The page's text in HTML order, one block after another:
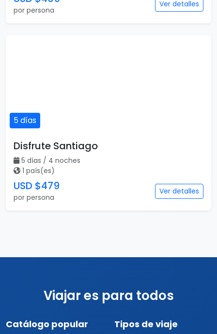
por persona
Ver detalles
5 días
Disfrute Santiago
5 días / 4 noches
1 país(es)
USD $479
por persona
Ver detalles
Viajar es para todos
Catálogo popular Tipos de viaje